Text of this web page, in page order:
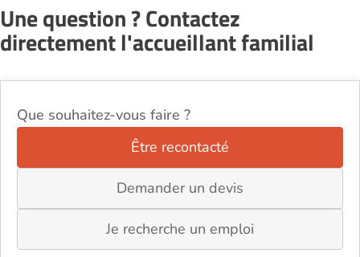
Une question ? Contactez
directement l'accueillant familial
Que souhaitez-vous faire ?
Être recontacté
Demander un devis
Je recherche un emploi